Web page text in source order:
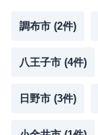
調布市 (2件)
八王子市 (4件)
日野市 (3件)